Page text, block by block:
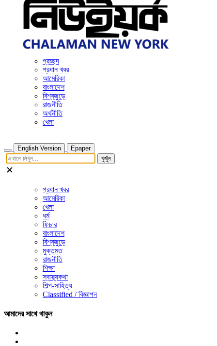
প্রচ্ছদ
প্রধান খবর
আমেরিকা
বাংলাদেশ
বিশ্বজুড়ে
রাজনীতি
অর্থনীতি
খেলা
English Version
Epaper
খুজুঁন
প্রধান খবর
আমেরিকা
খেলা
ধর্ম
ফিচার
বাংলাদেশ
বিশ্বজুড়ে
মুক্তমত
রাজনীতি
শিক্ষা
স্বাস্থ্যকথা
শিল্প-সাহিত্য
Classified / বিজ্ঞাপন
আমাদের সাথে থাকুন